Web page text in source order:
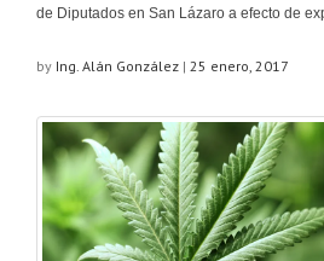
de Diputados en San Lázaro a efecto de
by Ing. Alán González | 25 enero, 2017